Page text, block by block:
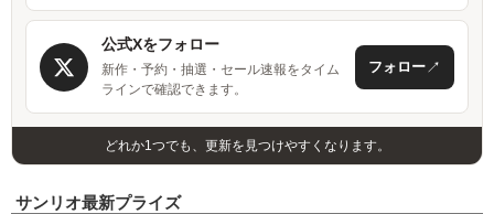
公式Xをフォロー
新作・予約・抽選・セール速報をタイム
ラインで確認できます。
フォロー↗
どれか1つでも、更新を見つけやすくなります。
サンリオ最新プライズ